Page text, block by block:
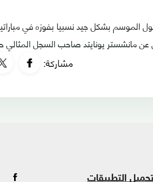
الموسم بشكل جيد نسبيا بفوزه في
عن مانشستر يونايتد صاحب السجل المثالي
مشاركة:
تحميل التطبيقات